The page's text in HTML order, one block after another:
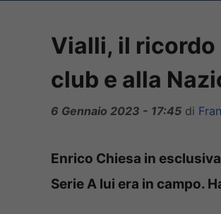
Vialli, il ricordo
club e alla
6 Gennaio 2023 - 17:45 di
Enrico Chiesa in
Serie A lui era in campo.